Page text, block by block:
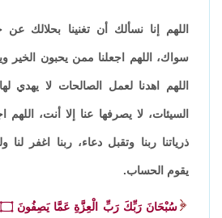
اللهم إنا نسألك أن تغنينا بحلالك
سواك، اللهم اجعلنا ممن يحبون الخير
اللهم اهدنا لعمل الصالحات لا يهدي
السيئات، لا يصرفها عنا إلا أنت، اللهم
ذرياتنا ربنا وتقبل دعاء، ربنا اغفر لنا
يقوم الحساب.